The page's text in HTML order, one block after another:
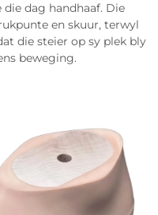
dag handhaaf. Die
en skuur, terwyl
die steier op sy plek bly
beweging.